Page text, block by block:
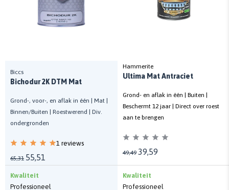
Biccs
Bichodur 2K DTM Mat
Grond-, voor-, en aflak in één | Mat |
Binnen/Buiten | Roestwerend | Div.
ondergronden
1 reviews
65,31 55,51
Kwaliteit
Professioneel
Hammerite
Ultima Mat Antraciet
Grond- en aflak in één | Buiten |
Beschermt 12 jaar | Direct over roest
aan te brengen
49,49 39,59
Kwaliteit
Professioneel